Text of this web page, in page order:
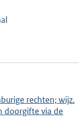
rechten; wijz.
doorgifte via de